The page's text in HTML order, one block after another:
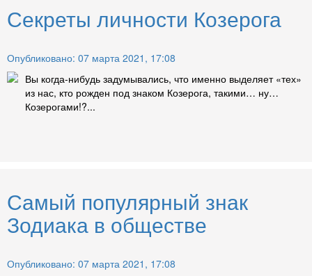
Секреты личности Козерога
Опубликовано: 07 марта 2021, 17:08
Вы когда-нибудь задумывались, что именно выделяет «тех»
из нас, кто рожден под знаком Козерога, такими… ну…
Козерогами!?...
Самый популярный знак
Зодиака в обществе
Опубликовано: 07 марта 2021, 17:08